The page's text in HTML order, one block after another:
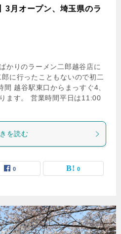
3月オープン、埼玉県のラ
かりのラーメン二郎越谷店に
に行ったこともないので初二
越谷駅東口からまっすぐ4、
ます。 営業時間平日は11:00
を読む
0 0